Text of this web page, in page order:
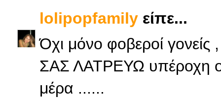
lolipopfamily είπε...
Όχι μόνο φοβεροί γονείς
ΣΑΣ ΛΑΤΡΕΥΩ υπέροχη
μέρα ......